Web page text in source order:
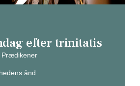
efter trinitatis
Prædikener
ånd